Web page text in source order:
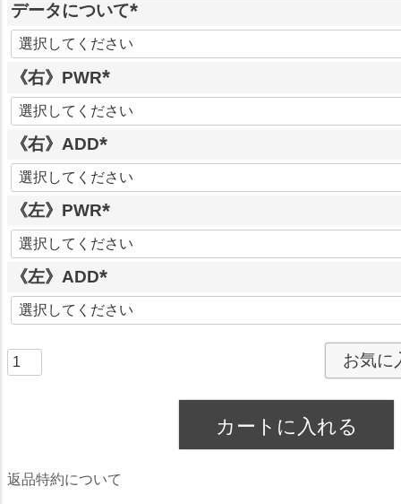
データについて
(
必
)
《右》PWR
(
必
須
)
《右》ADD
(
必
須
)
《左》PWR
(
必
須
)
《左》ADD
(
必
お気に
カートに入れる
返品特約について